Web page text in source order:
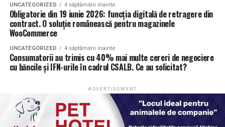
UNCATEGORIZED 4 săptămâni inainte
Obligatorie din 19 iunie 2026: funcția digitală de retragere din
contract. O soluție românească pentru magazinele
WooCommerce
UNCATEGORIZED 4 săptămâni inainte
Consumatorii au trimis cu 40% mai multe cereri de negociere
cu băncile și IFN-urile în cadrul CSALB. Ce au solicitat?
ADVERTISEMENT